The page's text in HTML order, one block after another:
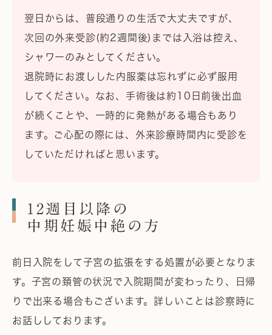
翌日からは、普段通りの生活で大丈夫ですが、
次回の外来受診(約2週間後)までは入浴は控え、
シャワーのみとしてください。
退院時にお渡しした内服薬は忘れずに必ず服用
してください。なお、手術後は約10日前後出血
が続くことや、一時的に発熱がある場合もあり
ます。ご心配の際には、外来診療時間内に受診を
していただければと思います。
12週目以降の
中期妊娠中絶の方
前日入院をして子宮の拡張をする処置が必要となりま
す。子宮の頚管の状況で入院期間が変わったり、日帰
りで出来る場合もございます。詳しいことは診察時に
お話ししております。